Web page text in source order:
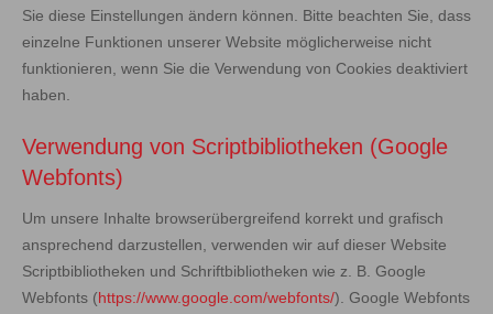
Sie diese Einstellungen ändern können. Bitte beachten Sie, dass
einzelne Funktionen unserer Website möglicherweise nicht
funktionieren, wenn Sie die Verwendung von Cookies deaktiviert
haben.
Verwendung von Scriptbibliotheken (Google
Webfonts)
Um unsere Inhalte browserübergreifend korrekt und grafisch
ansprechend darzustellen, verwenden wir auf dieser Website
Scriptbibliotheken und Schriftbibliotheken wie z. B. Google
Webfonts ( https://www.google.com/webfonts/). Google Webfonts